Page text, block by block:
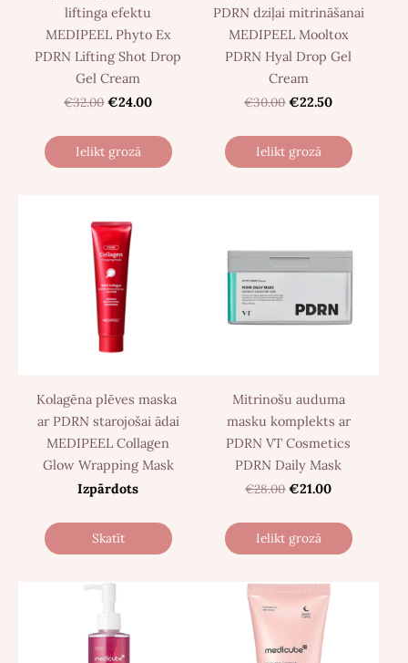
liftinga efektu
MEDIPEEL Phyto Ex
PDRN Lifting Shot Drop
Gel Cream
€32.00 €24.00
Ielikt grozā
PDRN dziļai mitrināšanai
MEDIPEEL Mooltox
PDRN Hyal Drop Gel
Cream
€30.00 €22.50
Ielikt grozā
Kolagēna plēves maska ​​
ar PDRN starojošai ādai
MEDIPEEL Collagen
Glow Wrapping Mask
Izpārdots
Skatīt
Mitrinošu auduma
masku komplekts ar
PDRN VT Cosmetics
PDRN Daily Mask
€28.00 €21.00
Ielikt grozā